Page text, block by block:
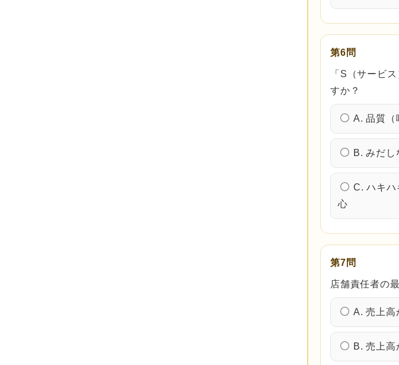
第6問
「S（サービ
すか？
A. 品質（
B. みだし
C. ハキハ
心
第7問
店舗責任者の
A. 売上高
B. 売上高